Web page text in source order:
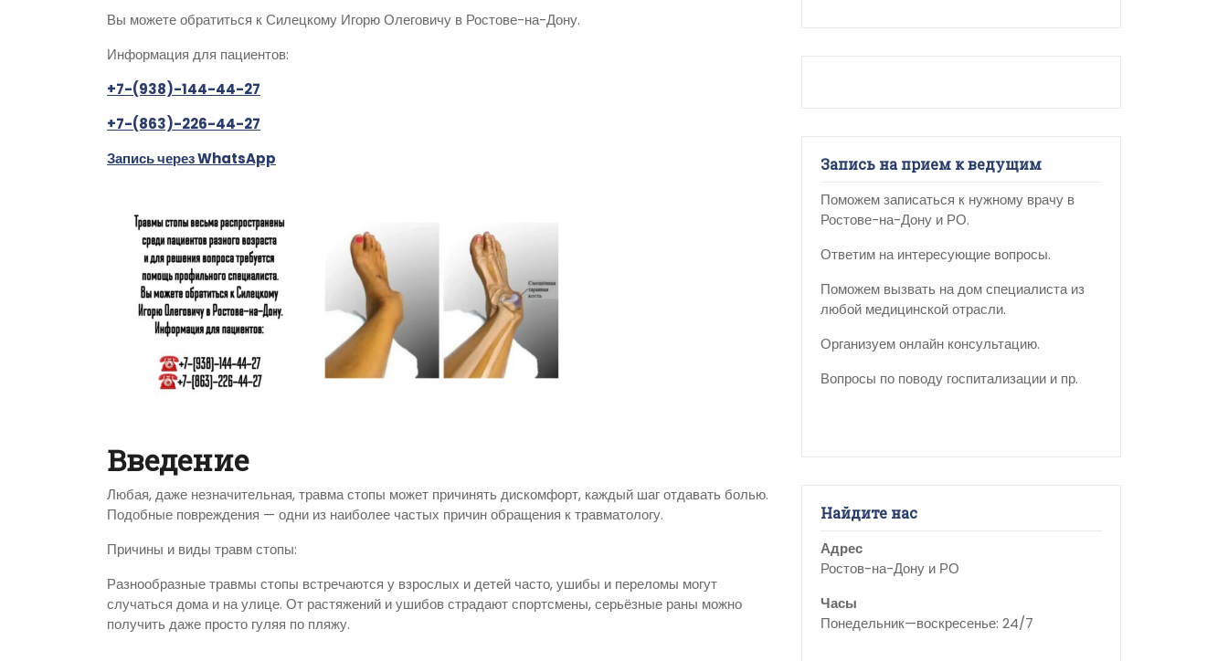
Вы можете обратиться к Силецкому Игорю Олеговичу в Ростове-на-Дону.
Информация для пациентов:
+7-(938)-144-44-27
+7-(863)-226-44-27
Запись через WhatsApp
Введение
Любая, даже незначительная, травма стопы может причинять дискомфорт, каждый шаг отдавать болью.
Подобные повреждения — одни из наиболее частых причин обращения к травматологу.
Причины и виды травм стопы:
Разнообразные травмы стопы встречаются у взрослых и детей часто, ушибы и переломы могут
случаться дома и на улице. От растяжений и ушибов страдают спортсмены, серьёзные раны можно
получить даже просто гуляя по пляжу.
Запись на прием к ведущим
Поможем записаться к нужному врачу в
Ростове-на-Дону и РО.
Ответим на интересующие вопросы.
Поможем вызвать на дом специалиста из
любой медицинской отрасли.
Организуем онлайн консультацию.
Вопросы по поводу госпитализации и пр.
Найдите нас
Адрес
Ростов-на-Дону и РО
Часы
Понедельник—воскресенье: 24/7